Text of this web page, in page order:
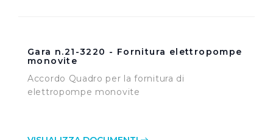
Gara n.21-3220 - Fornitura elettropompe
monovite
Accordo Quadro per la fornitura di
elettropompe monovite